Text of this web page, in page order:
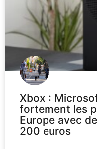
Xbox :
fortement les
Europe avec
200 euros